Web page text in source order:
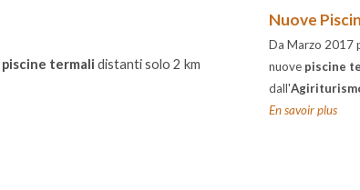
piscine termali distanti solo 2 km
Nuove
Da Marzo 2017
nuove piscine
dall'
En savoir plus